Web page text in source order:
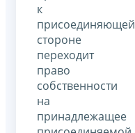
к
присоединяющей
стороне
переходит
право
собственности
на
принадлежащее